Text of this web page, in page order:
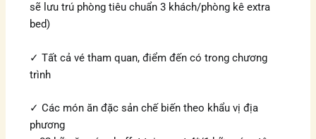
sẽ lưu trú phòng tiêu chuẩn 3 khách/phòng kê extra
bed)
✓ Tất cả vé tham quan, điểm đến có trong chương
trình
✓ Các món ăn đặc sản chế biến theo khẩu vị địa
phương